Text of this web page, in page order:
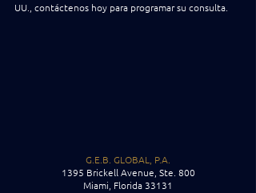
UU., contáctenos hoy para programar su consulta.
G.E.B. GLOBAL, P.A.
1395 Brickell Avenue, Ste. 800
Miami, Florida 33131